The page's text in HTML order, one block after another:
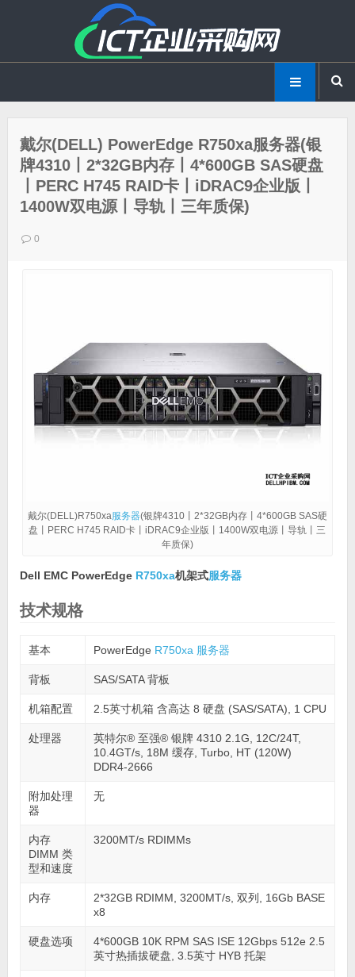
戴尔(DELL) PowerEdge R750xa服务器(银
牌4310丨2*32GB内存丨4*600GB SAS硬盘
丨PERC H745 RAID卡丨iDRAC9企业版丨
1400W双电源丨导轨丨三年质保)
0
戴尔(DELL)R750xa服务器(银牌4310丨2*32GB内存丨4*600GB SAS硬
盘丨PERC H745 RAID卡丨iDRAC9企业版丨1400W双电源丨导轨丨三
年质保)
Dell EMC PowerEdge R750xa机架式服务器
技术规格
基本 PowerEdge R750xa 服务器
背板 SAS/SATA 背板
机箱配置 2.5英寸机箱 含高达 8 硬盘 (SAS/SATA), 1 CPU
处理器
英特尔® 至强® 银牌 4310 2.1G, 12C/24T,
10.4GT/s, 18M 缓存, Turbo, HT (120W)
DDR4-2666
附加处理
器
无
内存
DIMM 类
型和速度
3200MT/s RDIMMs
内存
2*32GB RDIMM, 3200MT/s, 双列, 16Gb BASE
x8
硬盘选项
4*600GB 10K RPM SAS ISE 12Gbps 512e 2.5
英寸热插拔硬盘, 3.5英寸 HYB 托架